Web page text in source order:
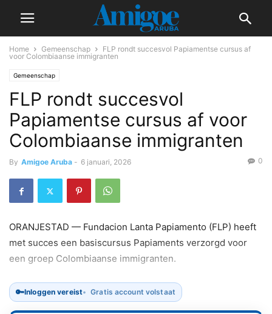
Home Gemeenschap
FLP rondt succesvol Papiamentse cursus af
voor Colombiaanse immigranten
Gemeenschap
FLP rondt succesvol
Papiamentse cursus af voor
Colombiaanse immigranten
By Amigoe Aruba - 6 januari, 2026 0
ORANJESTAD — Fundacion Lanta Papiamento (FLP) heeft
met succes een basiscursus Papiaments verzorgd voor
een groep Colombiaanse immigranten.
🔑Inloggen vereist Gratis account volstaat